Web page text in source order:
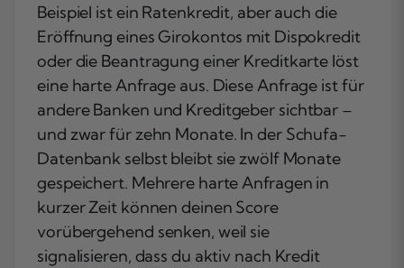
Beispiel ist ein Ratenkredit, aber auch die
Eröffnung eines Girokontos mit Dispokredit
oder die Beantragung einer Kreditkarte löst
eine harte Anfrage aus. Diese Anfrage ist für
andere Banken und Kreditgeber sichtbar –
und zwar für zehn Monate. In der Schufa-
Datenbank selbst bleibt sie zwölf Monate
gespeichert. Mehrere harte Anfragen in
kurzer Zeit können deinen Score
vorübergehend senken, weil sie
signalisieren, dass du aktiv nach Kredit